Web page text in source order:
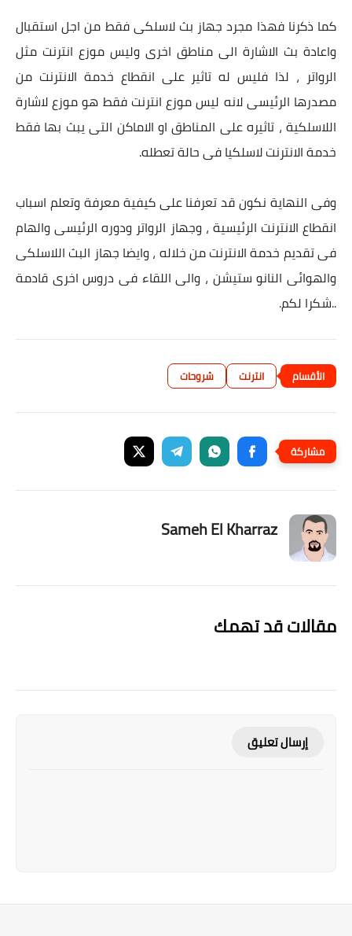
كما ذكرنا فهذا مجرد جهاز بث لاسلكى فقط من اجل استقبال
واعادة بث الاشارة الى مناطق اخرى وليس موزع انترنت مثل
الرواتر ، لذا فليس له تاثير على انقطاع خدمة الانترنت من
مصدرها الرئيسى لانه ليس موزع انترنت فقط هو موزع لاشارة
اللاسلكية ، تاثيره على المناطق او الاماكن التى يبث بها فقط
خدمة الانترنت لاسلكيا فى حالة تعطله.
وفى النهاية نكون قد تعرفنا على كيفية معرفة وتعلم اسباب
انقطاع الانترنت الرئيسية ، وجهاز الرواتر ودوره الرئيسى والهام
فى تقديم خدمة الانترنت من خلاله ، وايضا جهاز البث اللاسلكى
والهوائى النانو ستيشن ، والى اللقاء فى دروس اخرى قادمة
..شكرا لكم.
انترنت شروحات
Sameh El Kharraz
مقالات قد تهمك
إرسال تعليق